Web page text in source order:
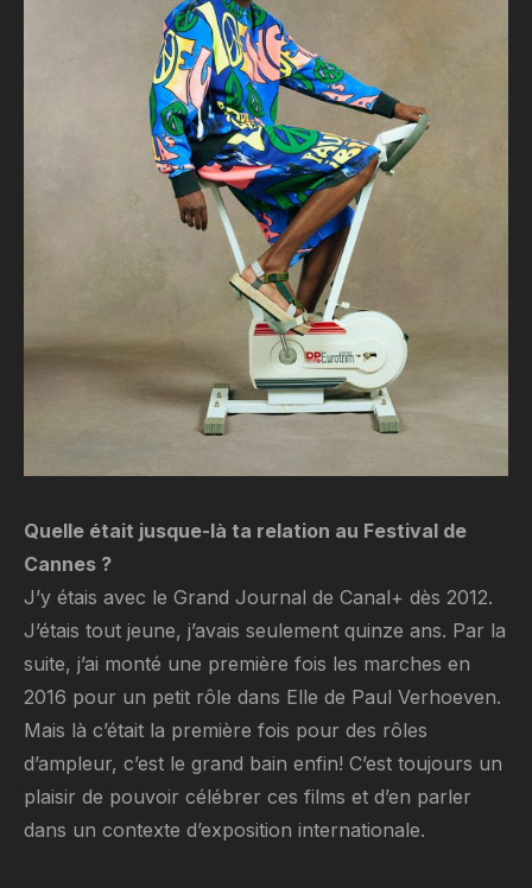
Quelle était jusque-là ta relation au Festival de
Cannes ?
J’y étais avec le Grand Journal de Canal+ dès 2012.
J’étais tout jeune, j’avais seulement quinze ans. Par la
suite, j’ai monté une première fois les marches en
2016 pour un petit rôle dans Elle de Paul Verhoeven.
Mais là c’était la première fois pour des rôles
d’ampleur, c’est le grand bain enfin! C’est toujours un
plaisir de pouvoir célébrer ces films et d’en parler
dans un contexte d’exposition internationale.